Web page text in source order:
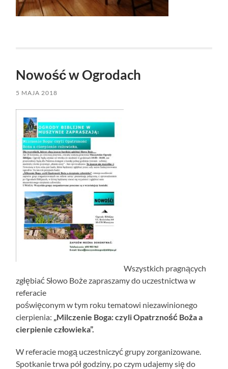
Nowość w Ogrodach
5 MAJA 2018
Wszystkich pragnących
zgłębiać Słowo Boże zapraszamy do uczestnictwa w
referacie
poświęconym w tym roku tematowi niezawinionego
cierpienia: „Milczenie Boga: czyli Opatrzność Boża a
cierpienie człowieka”.
W referacie mogą uczestniczyć grupy zorganizowane.
Spotkanie trwa pół godziny, po czym udajemy się do